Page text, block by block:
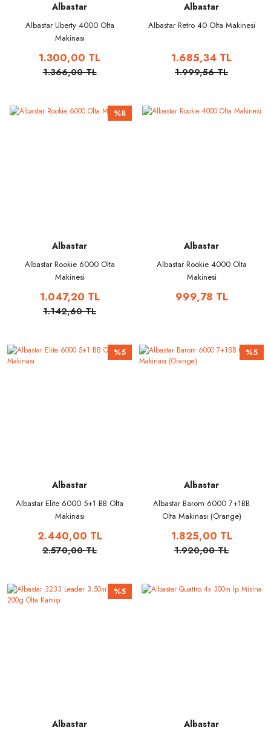
Albastar
Albastar Uberty 4000 Olta
Makinası
1.300,00 TL
1.366,00 TL
Albastar
Albastar Retro 40 Olta Makinesi
1.685,34 TL
1.999,56 TL
%8
Albastar
Albastar Rookie 6000 Olta
Makinesi
1.047,20 TL
1.142,60 TL
Albastar
Albastar Rookie 4000 Olta
Makinesi
999,78 TL
%5
Albastar
Albastar Elite 6000 5+1 BB Olta
Makinası
2.440,00 TL
2.570,00 TL
%5
Albastar
Albastar Barom 6000 7+1BB
Olta Makinası (Orange)
1.825,00 TL
1.920,00 TL
%5
Albastar Albastar